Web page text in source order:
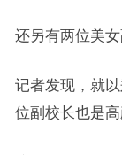
还另有两位美
记者发现，就
位副校长也是高